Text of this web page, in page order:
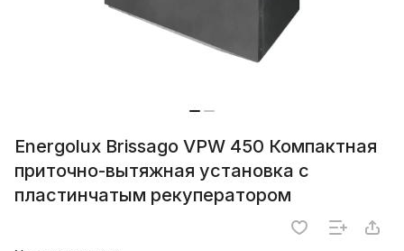
Energolux Brissago VPW 450 Компактная
приточно-вытяжная установка с
пластинчатым рекуператором